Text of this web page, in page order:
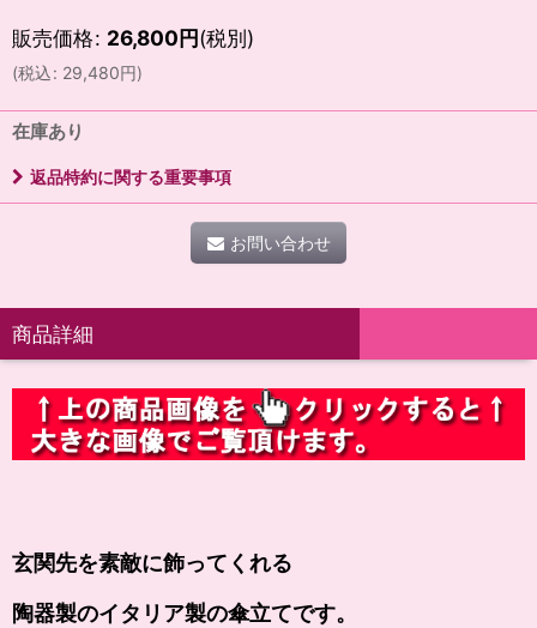
販売価格: 26,800円(税別)
(税込: 29,480円)
在庫あり
返品特約に関する重要事項
お問い合わせ
商品詳細
玄関先を素敵に飾ってくれる
陶器製のイタリア製の傘立てです。